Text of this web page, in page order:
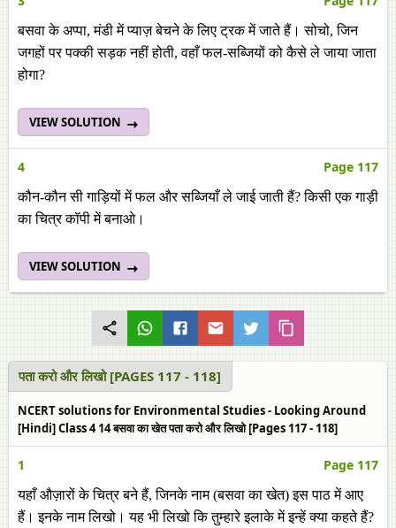
बसवा के अप्पा, मंडी में प्याज़ बेचने के लिए ट्रक में जाते हैं। सोचो, जिन
जगहों पर पक्की सड़क नहीं होती, वहाँ फल-सब्जियों को कैसे ले जाया जाता
होगा?
VIEW SOLUTION
4 Page 117
कौन-कौन सी गाड़ियों में फल और सब्जियाँ ले जाई जाती हैं? किसी एक गाड़ी
का चित्र कॉपी में बनाओ।
VIEW SOLUTION
पता करो और लिखो [PAGES 117 - 118]
NCERT solutions for Environmental Studies - Looking Around
[Hindi] Class 4 14 बसवा का खेत पता करो और लिखो [Pages 117 - 118]
1 Page 117
यहाँ औज़ारों के चित्र बने हैं, जिनके नाम (बसवा का खेत) इस पाठ में आए
हैं। इनके नाम लिखो। यह भी लिखो कि तुम्हारे इलाके में इन्हें क्या कहते हैं?